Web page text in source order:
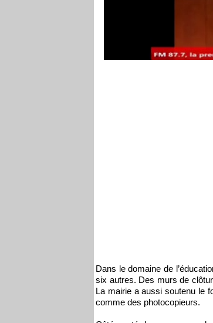
Dans le domaine de
six autres. Des murs de
La mairie a aussi soutenu le
comme des photocopieurs.